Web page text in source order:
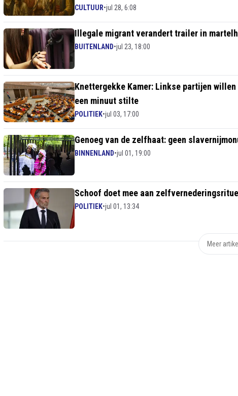
CULTUUR•jul 28, 6:08
Illegale migrant verandert trailer in
BUITENLAND•jul 23, 18:00
Knettergekke Kamer: Linkse partijen
een minuut stilte
POLITIEK•jul 03, 17:00
Genoeg van de zelfhaat: geen
BINNENLAND•jul 01, 19:00
Schoof doet mee aan
POLITIEK•jul 01, 13:34
Meer